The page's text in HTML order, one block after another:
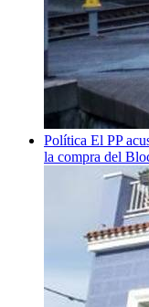
Política El PP
la compra del